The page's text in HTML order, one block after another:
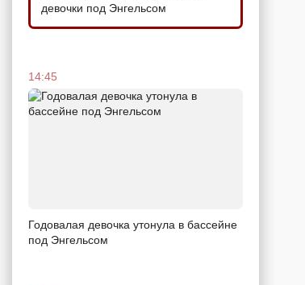
девочки под Энгельсом
14:45
Годовалая девочка утонула в бассейне
под Энгельсом